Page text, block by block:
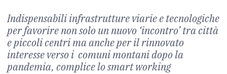
Indispensabili infrastrutture viarie e tecnologiche
per favorire non solo un nuovo ‘incontro’ tra città
e piccoli centri ma anche per il rinnovato
interesse verso i comuni montani dopo la
pandemia, complice lo smart working